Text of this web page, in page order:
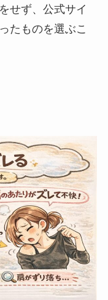
せず、公式サイ
たものを選ぶこ